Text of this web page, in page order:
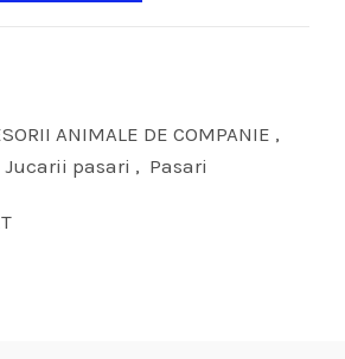
ANIMALE DE COMPANIE ,
Jucarii pasari , Pasari